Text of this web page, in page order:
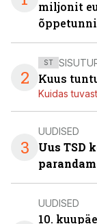
miljonit
2
ST
Kuus
Kuidas
3
UUDISED
Uus TSD
UUDISED
10.